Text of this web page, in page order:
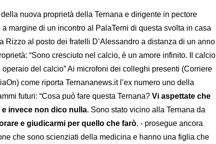
nuova proprietà della Ternana e dirigente in pectore
margine di un incontro al PalaTerni di questa svolta in casa
Rizzo al posto dei fratelli D’Alessandro a distanza di un anno
“Sono cresciuto nel calcio, è un amore infinito. Il calcio
del calcio” Ai microfoni dei colleghi presenti (Corriere
come riporta Ternananews.it l’ex numero uno della
futuri: “Cosa può fare questa Ternana? Vi aspettate che
e invece non dico nulla. Sono stato vicino alla Ternana da
e giudicarmi per quello che farò. - prosegue ancora
che sono scienziati della medicina e hanno una figlia che